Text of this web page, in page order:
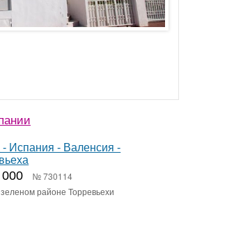
- Испания - Валенсия -
№ 730114
районе Торревьехи